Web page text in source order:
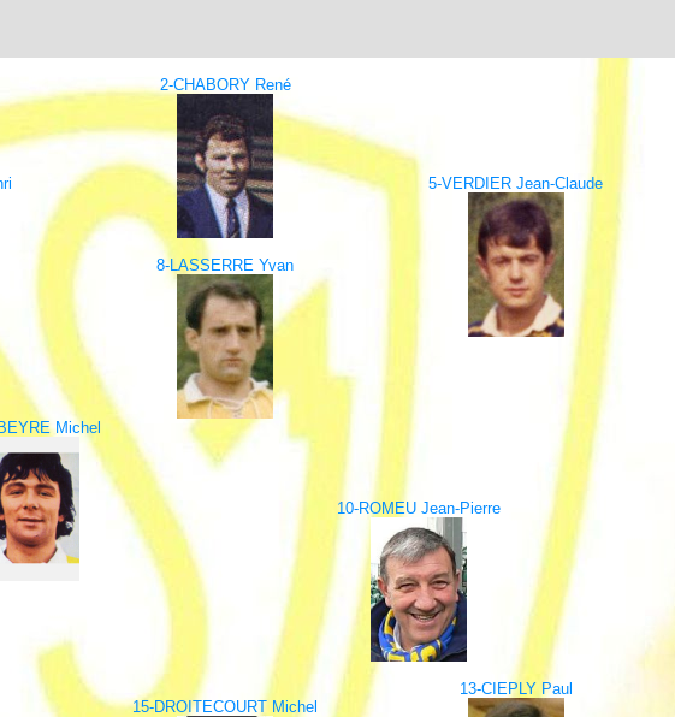
2-CHABORY René
5-VERDIER Jean-Claude
8-LASSERRE Yvan
Michel
10-ROMEU Jean-Pierre
13-CIEPLY Paul
15-DROITECOURT Michel